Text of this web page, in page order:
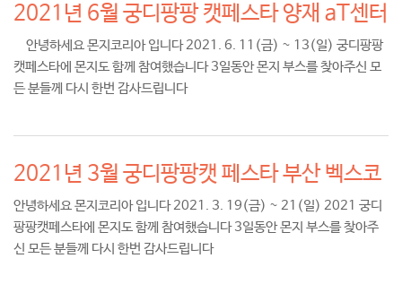
2021년 6월 궁디팡팡 캣페스타 양재 aT센터
안녕하세요 몬지코리아 입니다 2021. 6. 11(금) ~ 13(일) 궁디팡팡
캣페스타에 몬지도 함께 참여했습니다 3일동안 몬지 부스를 찾아주신 모
든 분들께 다시 한번 감사드립니다
2021년 3월 궁디팡팡캣 페스타 부산 벡스코
안녕하세요 몬지코리아 입니다 2021. 3. 19(금) ~ 21(일) 2021 궁디
팡팡캣페스타에 몬지도 함께 참여했습니다 3일동안 몬지 부스를 찾아주
신 모든 분들께 다시 한번 감사드립니다